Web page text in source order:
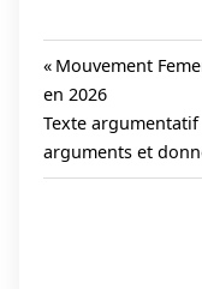
Navigation
de
l’article
Previous
Post:
Mouvement
en 2026
Next
Post:
Texte
arguments et